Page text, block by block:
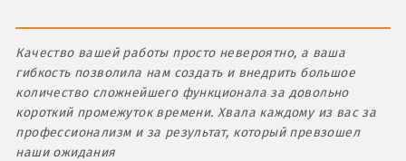
Качество вашей работы просто невероятно, а ваша
гибкость позволила нам создать и внедрить большое
количество сложнейшего функционала за довольно
короткий промежуток времени. Хвала каждому из вас за
профессионализм и за результат, который превзошел
наши ожидания